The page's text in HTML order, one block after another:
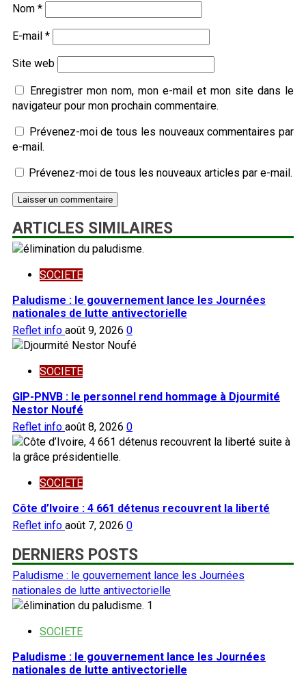
Nom *
E-mail *
Site web
Enregistrer mon nom, mon e-mail et mon site dans le
navigateur pour mon prochain commentaire.
Prévenez-moi de tous les nouveaux commentaires par
e-mail.
Prévenez-moi de tous les nouveaux articles par e-mail.
ARTICLES SIMILAIRES
SOCIETE
Paludisme : le gouvernement lance les Journées
nationales de lutte antivectorielle
Reflet info août 9, 2026 0
SOCIETE
GIP-PNVB : le personnel rend hommage à Djourmité
Nestor Noufé
Reflet info août 8, 2026 0
SOCIETE
Côte d’Ivoire : 4 661 détenus recouvrent la liberté
Reflet info août 7, 2026 0
DERNIERS POSTS
Paludisme : le gouvernement lance les Journées
nationales de lutte antivectorielle
1
SOCIETE
Paludisme : le gouvernement lance les Journées
nationales de lutte antivectorielle